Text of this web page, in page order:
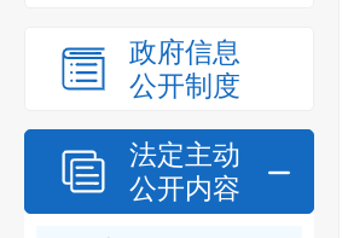
政府信息
公开制度
法定主动
公开内容